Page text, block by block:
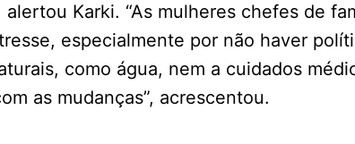
alertou Karki. “As mulheres chefes de
especialmente por não haver
como água, nem a cuidados
as mudanças”, acrescentou.